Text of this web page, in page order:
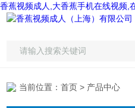
香蕉视频成人,大香蕉手机在线视频,
当前位置：首页 > 产品中心